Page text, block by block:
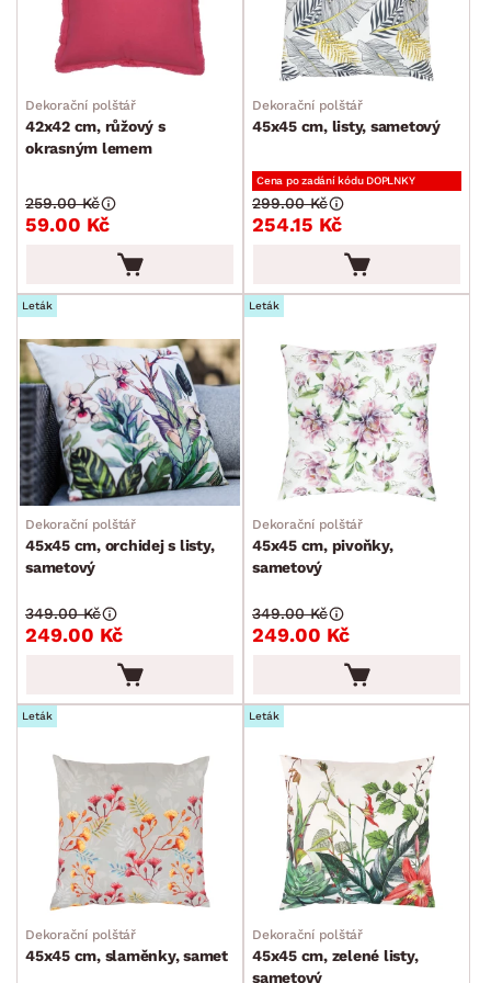
Dekorační polštář
42x42 cm, růžový s
okrasným lemem
59.00 Kč
259.00 Kč
Dekorační polštář
45x45 cm, listy, sametový
Cena po zadání kódu DOPLNKY
254.15 Kč
299.00 Kč
Leták
Dekorační polštář
45x45 cm, orchidej s listy,
sametový
249.00 Kč
349.00 Kč
Leták
Dekorační polštář
45x45 cm, pivoňky,
sametový
249.00 Kč
349.00 Kč
Leták
Dekorační polštář
45x45 cm, slaměnky, samet
Leták
Dekorační polštář
45x45 cm, zelené listy,
sametový